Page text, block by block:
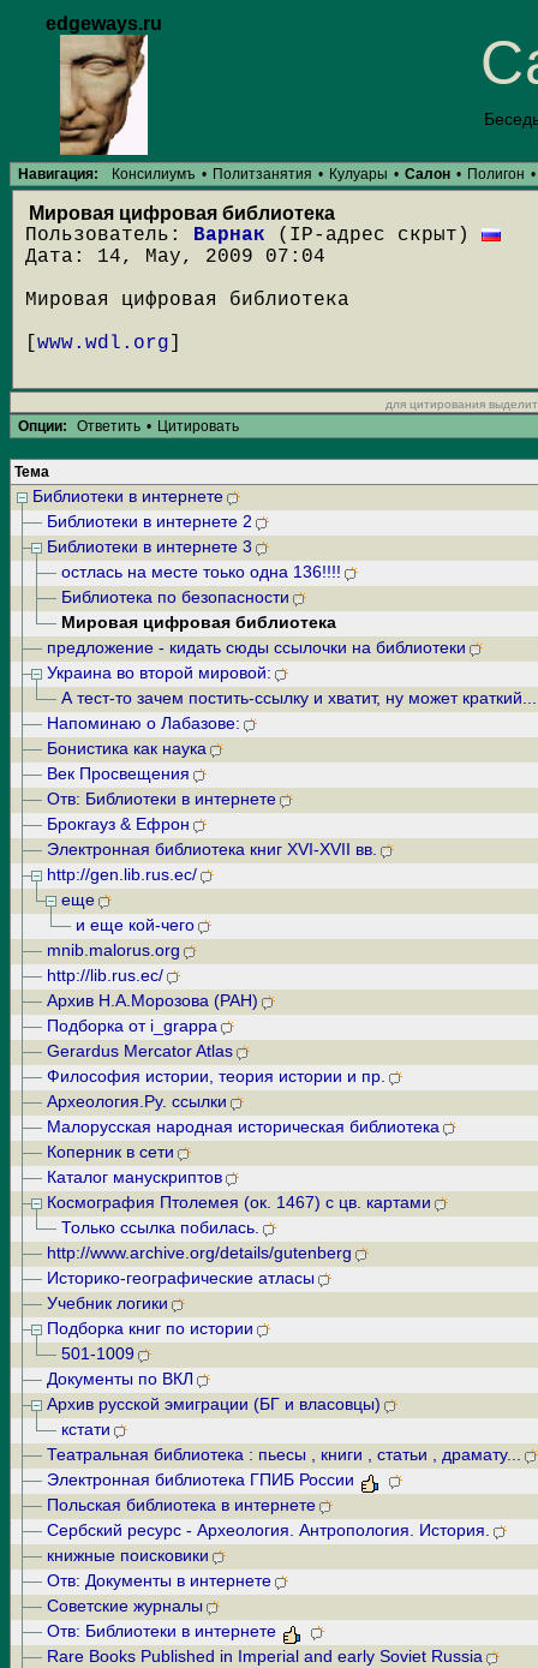
edgeways.ru
Навигация: Консилиумъ • Политзанятия • Кулуары • Салон • Полигон •
Мировая цифровая библиотека
Пользователь: Bapнак (IP-адрес скрыт)
Дата: 14, May, 2009 07:04
Мировая цифровая библиотека
www.wdl.org
для цитирования
Опции: Ответить • Цитировать
Тема
Библиотеки в интернете
Библиотеки в интернете 2
Библиотеки в интернете 3
остлась на месте тоько одна 136!!!!
Библиотека по безопасности
Мировая цифровая библиотека
предложение - кидать сюды ссылочки на библиотеки
Украина во второй мировой:
А тест-то зачем постить-ссылку и хватит, ну может краткий...
Напоминаю о Лабазове:
Бонистика как наука
Век Просвещения
Отв: Библиотеки в интернете
Брокгауз & Ефрон
Электронная библиотека книг XVI-XVII вв.
http://gen.lib.rus.ec/
еще
и еще кой-чего
mnib.malorus.org
http://lib.rus.ec/
Архив Н.А.Морозова (РАН)
Подборка от i_grappa
Gerardus Mercator Atlas
Философия истории, теория истории и пр.
Археология.Ру. ссылки
Малорусская народная историческая библиотека
Коперник в сети
Каталог манускриптов
Космография Птолемея (ок. 1467) с цв. картами
Только ссылка побилась.
http://www.archive.org/details/gutenberg
Историко-географические атласы
Учебник логики
Подборка книг по истории
501-1009
Документы по ВКЛ
Архив русской эмиграции (БГ и власовцы)
кстати
Театральная библиотека : пьесы , книги , статьи , драмату...
Электронная библиотека ГПИБ России
Польская библиотека в интернете
Сербский ресурс - Археология. Антропология. История.
книжные поисковики
Отв: Документы в интернете
Советские журналы
Отв: Библиотеки в интернете
Rare Books Published in Imperial and early Soviet Russia